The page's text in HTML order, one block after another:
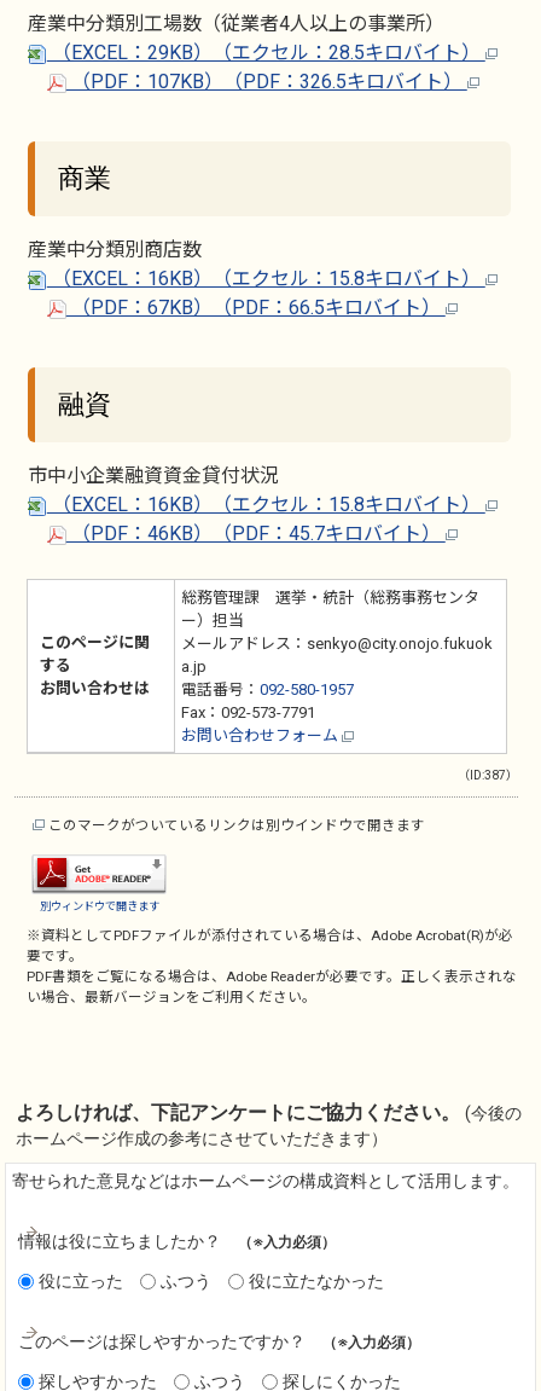
産業中分類別工場数（従業者4人以上の事業所）
（EXCEL：29KB）（エクセル：28.5キロバイト）
（PDF：107KB）（PDF：326.5キロバイト）
商業
産業中分類別商店数
（EXCEL：16KB）（エクセル：15.8キロバイト）
（PDF：67KB）（PDF：66.5キロバイト）
融資
市中小企業融資資金貸付状況
（EXCEL：16KB）（エクセル：15.8キロバイト）
（PDF：46KB）（PDF：45.7キロバイト）
このページに関
する
お問い合わせは
総務管理課 選挙・統計（総務事務センタ
ー）担当
メールアドレス：senkyo@city.onojo.fukuok
a.jp
電話番号： 092-580-1957
Fax：092-573-7791
お問い合わせフォーム
（ID:387）
このマークがついているリンクは別ウインドウで開きます
別ウィンドウで開きます
※資料としてPDFファイルが添付されている場合は、Adobe Acrobat(R)が必
要です。
PDF書類をご覧になる場合は、Adobe Readerが必要です。正しく表示されな
い場合、最新バージョンをご利用ください。